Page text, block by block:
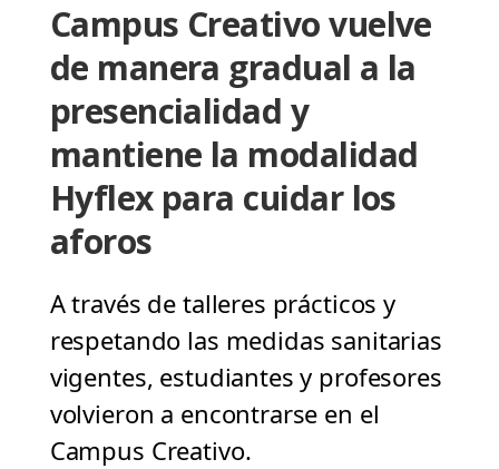
Campus Creativo vuelve
de manera gradual a la
presencialidad y
mantiene la modalidad
Hyflex para cuidar los
aforos
A través de talleres prácticos y
respetando las medidas sanitarias
vigentes, estudiantes y profesores
volvieron a encontrarse en el
Campus Creativo.